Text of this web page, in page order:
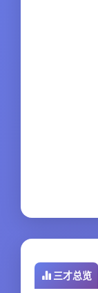
三才总览